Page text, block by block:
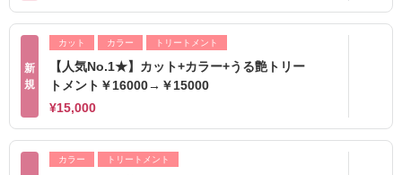
新
規
カット カラー トリートメント
【人気No.1★】カット+カラー+うる艶トリー
トメント￥16000→￥15000
¥15,000
カラー トリートメント